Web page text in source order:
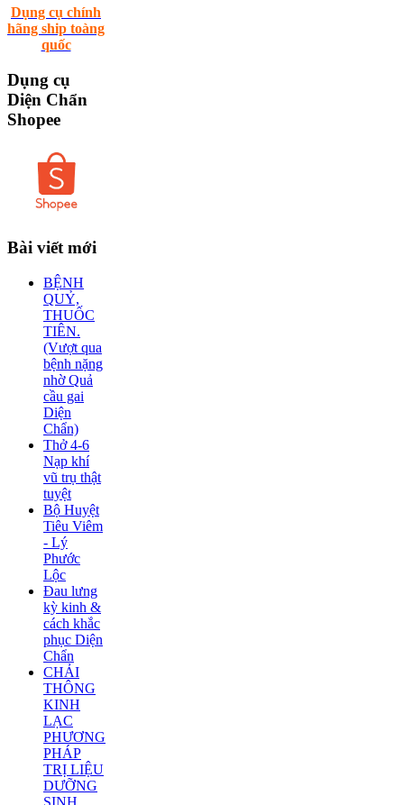
Dụng cụ chính
hãng ship toàng
quốc
Dụng cụ
Diện Chẩn
Shopee
Bài viết mới
BỆNH
QUỶ,
THUỐC
TIÊN.
(Vượt qua
bệnh nặng
nhờ Quả
cầu gai
Diện
Chẩn)
Thở 4-6
Nạp khí
vũ trụ thật
tuyệt
Bộ Huyệt
Tiêu Viêm
- Lý
Phước
Lộc
Đau lưng
kỳ kinh &
cách khắc
phục Diện
Chẩn
CHẢI
THÔNG
KINH
LẠC
PHƯƠNG
PHÁP
TRỊ LIỆU
DƯỠNG
SINH